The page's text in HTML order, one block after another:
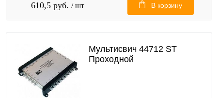
610,5 руб. / шт В корзину
Мультисвич 44712 ST
Проходной